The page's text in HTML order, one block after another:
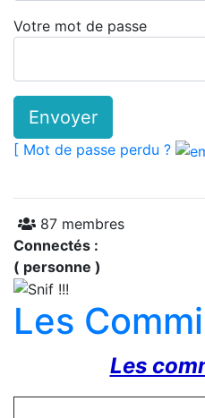
Votre mot de passe
Envoyer
[ Mot de passe perdu ?
87 membres
Connectés :
( personne )
Les
Les